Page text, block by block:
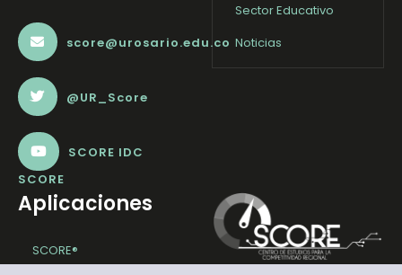
score@urosario.edu.co
@UR_Score
SCORE IDC
SCORE
Sector Educativo
Noticias
Aplicaciones
SCORE®